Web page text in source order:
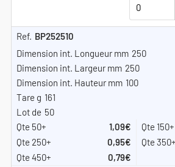
BP252510
250
250
100
161
50
1,09€
0,95€
0,79€